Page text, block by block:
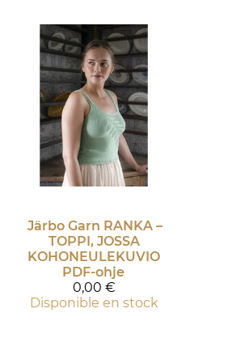
Järbo Garn RANKA –
TOPPI, JOSSA
KOHONEULEKUVIO
PDF-ohje
0,00 €
Disponible en stock